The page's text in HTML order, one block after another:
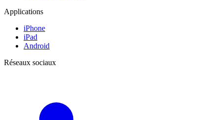
Applications
iPhone
iPad
Android
Réseaux sociaux